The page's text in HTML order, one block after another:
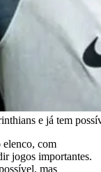
e já tem
elenco, com
jogos importantes.
mas